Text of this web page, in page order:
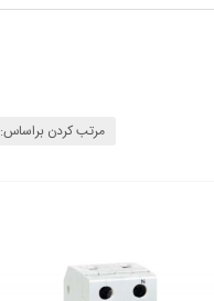
مرتب کردن براساس: